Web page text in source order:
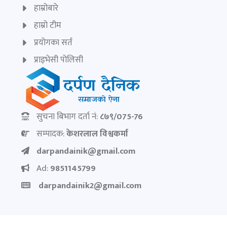
हाम्रोबारे
हाम्रो टीम
प्रयोगका सर्त
प्राइभेसी पोलिसी
सुचना बिभाग दर्ता नं:८७९/075-76
सम्पादक:केशरलाल विश्वकर्मा
darpandainik@gmail.com
Ad:9851145799
darpandainik2@gmail.com